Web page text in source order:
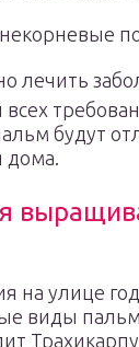
лечить
будут
дома.
на улице
виды